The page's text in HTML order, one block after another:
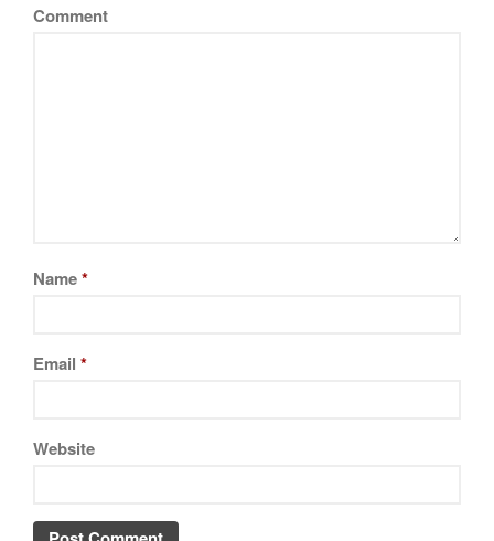
Comment
Name*
Email *
Website